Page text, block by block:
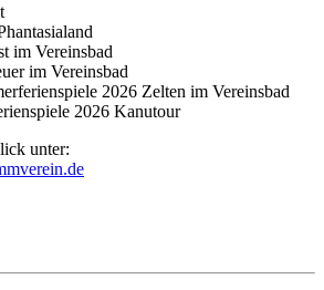
im Vereinsbad
im Vereinsbad
2026 Zelten im Vereinsbad
2026 Kanutour
unter: